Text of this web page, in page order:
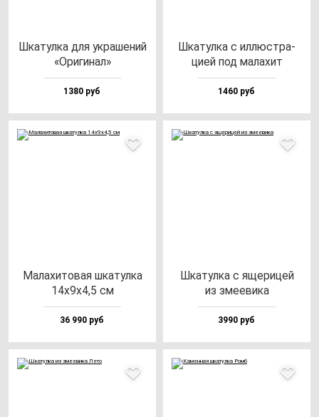
Шка­тул­ка для ук­ра­ше­ний
«Ори­ги­нал»
1380 руб
Шка­тул­ка с ил­люс­тра­
цией под ма­ла­хит
1460 руб
Мала­хи­то­вая шка­тул­ка
14х9х4,5 см
36 990 руб
Шка­тул­ка с яще­ри­цей
из зме­еви­ка
3990 руб